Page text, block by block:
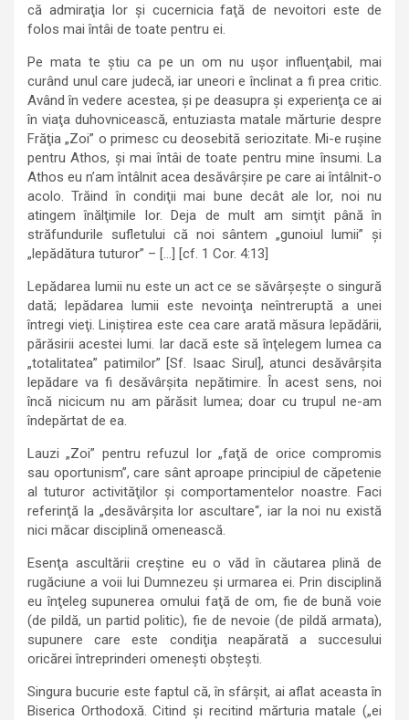
că admiraţia lor şi cucernicia faţă de nevoitori este de
folos mai întâi de toate pentru ei.
Pe mata te ştiu ca pe un om nu uşor influenţabil, mai
curând unul care judecă, iar uneori e înclinat a fi prea critic.
Având în vedere acestea, şi pe deasupra şi experienţa ce ai
în viaţa duhovnicească, entuziasta matale mărturie despre
Frăţia „Zoi” o primesc cu deosebită seriozitate. Mi-e ruşine
pentru Athos, şi mai întâi de toate pentru mine însumi. La
Athos eu n’am întâlnit acea desăvârşire pe care ai întâlnit-o
acolo. Trăind în condiţii mai bune decât ale lor, noi nu
atingem înălţimile lor. Deja de mult am simţit până în
străfundurile sufletului că noi sântem „gunoiul lumii” şi
„lepădătura tuturor” – […] [cf. 1 Cor. 4:13]
Lepădarea lumii nu este un act ce se săvârşeşte o singură
dată; lepădarea lumii este nevoinţa neîntreruptă a unei
întregi vieţi. Liniştirea este cea care arată măsura lepădării,
părăsirii acestei lumi. Iar dacă este să înţelegem lumea ca
„totalitatea” patimilor” [Sf. Isaac Sirul], atunci desăvârşita
lepădare va fi desăvârşita nepătimire. În acest sens, noi
încă nicicum nu am părăsit lumea; doar cu trupul ne-am
îndepărtat de ea.
Lauzi „Zoi” pentru refuzul lor „faţă de orice compromis
sau oportunism”, care sânt aproape principiul de căpetenie
al tuturor activităţilor şi comportamentelor noastre. Faci
referinţă la „desăvârşita lor ascultare“, iar la noi nu există
nici măcar disciplină omenească.
Esenţa ascultării creştine eu o văd în căutarea plină de
rugăciune a voii lui Dumnezeu şi urmarea ei. Prin disciplină
eu înţeleg supunerea omului faţă de om, fie de bună voie
(de pildă, un partid politic), fie de nevoie (de pildă armata),
supunere care este condiţia neapărată a succesului
oricărei întreprinderi omeneşti obşteşti.
Singura bucurie este faptul că, în sfârşit, ai aflat aceasta în
Biserica Orthodoxă. Citind şi recitind mărturia matale („ei